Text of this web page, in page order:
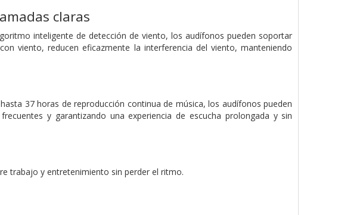
claras
inteligente de detección de viento, los audífonos pueden soportar
viento, reducen eficazmente la interferencia del viento, manteniendo
37 horas de reproducción continua de música, los audífonos pueden
y garantizando una experiencia de escucha prolongada y sin
trabajo y entretenimiento sin perder el ritmo.